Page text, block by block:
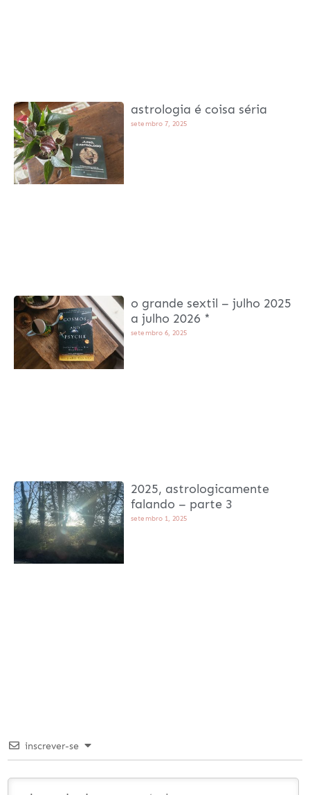
astrologia é coisa séria
setembro 7, 2025
o grande sextil – julho 2025
a julho 2026 *
setembro 6, 2025
2025, astrologicamente
falando – parte 3
setembro 1, 2025
inscrever-se